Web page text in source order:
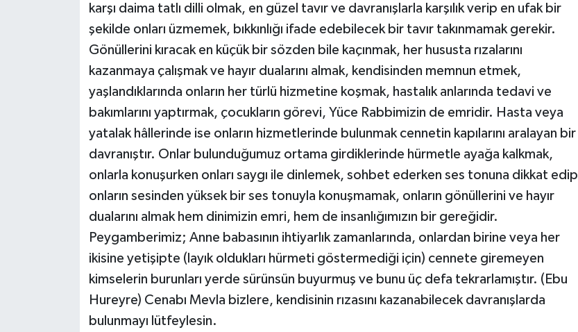
karşı daima tatlı dilli olmak, en güzel tavır ve davranışlarla karşılık verip en ufak bir
şekilde onları üzmemek, bıkkınlığı ifade edebilecek bir tavır takınmamak gerekir.
Gönüllerini kıracak en küçük bir sözden bile kaçınmak, her hususta rızalarını
kazanmaya çalışmak ve hayır dualarını almak, kendisinden memnun etmek,
yaşlandıklarında onların her türlü hizmetine koşmak, hastalık anlarında tedavi ve
bakımlarını yaptırmak, çocukların görevi, Yüce Rabbimizin de emridir. Hasta veya
yatalak hâllerinde ise onların hizmetlerinde bulunmak cennetin kapılarını aralayan bir
davranıştır. Onlar bulunduğumuz ortama girdiklerinde hürmetle ayağa kalkmak,
onlarla konuşurken onları saygı ile dinlemek, sohbet ederken ses tonuna dikkat edip
onların sesinden yüksek bir ses tonuyla konuşmamak, onların gönüllerini ve hayır
dualarını almak hem dinimizin emri, hem de insanlığımızın bir gereğidir.
Peygamberimiz; Anne babasının ihtiyarlık zamanlarında, onlardan birine veya her
ikisine yetişipte (layık oldukları hürmeti göstermediği için) cennete giremeyen
kimselerin burunları yerde sürünsün buyurmuş ve bunu üç defa tekrarlamıştır. (Ebu
Hureyre) Cenabı Mevla bizlere, kendisinin rızasını kazanabilecek davranışlarda
bulunmayı lütfeylesin.